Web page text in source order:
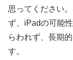
思ってください
ず、iPadの可能
らわれず、長期
す。